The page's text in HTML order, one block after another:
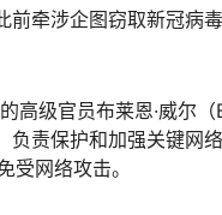
牵涉企图窃取新冠病
高级官员布莱恩·威尔
负责保护和加强关键网
网络攻击。